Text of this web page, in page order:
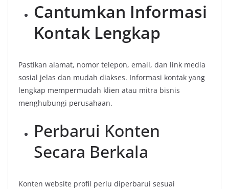
Cantumkan Informasi
Kontak Lengkap
Pastikan alamat, nomor telepon, email, dan link media
sosial jelas dan mudah diakses. Informasi kontak yang
lengkap mempermudah klien atau mitra bisnis
menghubungi perusahaan.
Perbarui Konten
Secara Berkala
Konten website profil perlu diperbarui sesuai